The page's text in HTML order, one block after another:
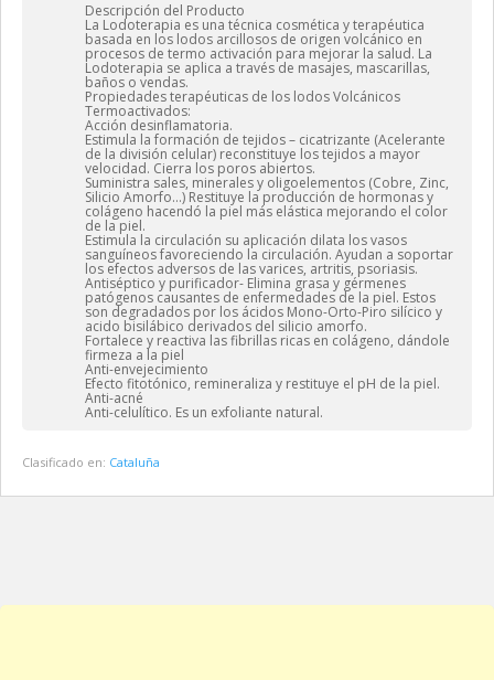
Descripción del Producto
La Lodoterapia es una técnica cosmética y terapéutica
basada en los lodos arcillosos de origen volcánico en
procesos de termo activación para mejorar la salud. La
Lodoterapia se aplica a través de masajes, mascarillas,
baños o vendas.
Propiedades terapéuticas de los lodos Volcánicos
Termoactivados:
Acción desinflamatoria.
Estimula la formación de tejidos – cicatrizante (Acelerante
de la división celular) reconstituye los tejidos a mayor
velocidad. Cierra los poros abiertos.
Suministra sales, minerales y oligoelementos (Cobre, Zinc,
Silicio Amorfo…) Restituye la producción de hormonas y
colágeno hacendó la piel más elástica mejorando el color
de la piel.
Estimula la circulación su aplicación dilata los vasos
sanguíneos favoreciendo la circulación. Ayudan a soportar
los efectos adversos de las varices, artritis, psoriasis.
Antiséptico y purificador- Elimina grasa y gérmenes
patógenos causantes de enfermedades de la piel. Estos
son degradados por los ácidos Mono-Orto-Piro silícico y
acido bisilábico derivados del silicio amorfo.
Fortalece y reactiva las fibrillas ricas en colágeno, dándole
firmeza a la piel
Anti-envejecimiento
Efecto fitotónico, remineraliza y restituye el pH de la piel.
Anti-acné
Anti-celulítico. Es un exfoliante natural.
Clasificado en: Cataluña